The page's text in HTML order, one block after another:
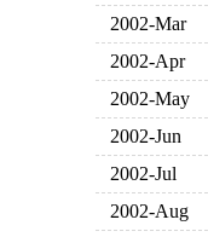
2002-Mar
2002-Apr
2002-May
2002-Jun
2002-Jul
2002-Aug